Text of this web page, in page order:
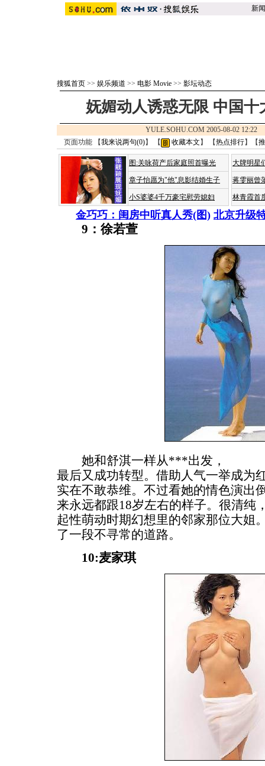
新闻
搜狐首页 >> 娱乐频道 >> 电影 Movie >> 影坛动态
妩媚动人诱惑无限 中国十
YULE.SOHU.COM 2005-08-02
页面功能 【我来说两句(0)】 【 收藏本文 】 【热点排行】【
图:关咏荷产后家庭照首曝光
章子怡愿为"他"息影结婚生子
小S婆婆4千万豪宅慰劳媳妇
大牌明星
蒋雯丽曾
林青霞首
金巧巧：闺房中听真人秀(图) 北京升级
9：徐若萱
她和舒淇一样从***出发，
最后又成功转型。借助人气一举成为
实在不敢恭维。不过看她的情色演出
来永远都跟18岁左右的样子。很清纯
起性萌动时期幻想里的邻家那位大姐
了一段不寻常的道路。
10:麦家琪